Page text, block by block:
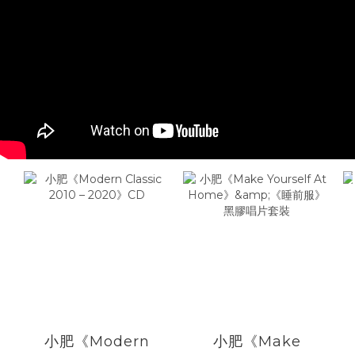
小肥《Modern
小肥《Make